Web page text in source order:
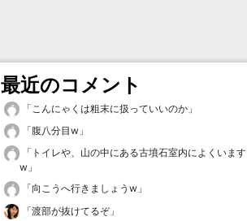
最近のコメント
「こんにゃくは粗末に扱っていいのか 」
「腹八分目w 」
「 トイレや、山の中にある古墳石室内によくいます
w 」
「向こうへ行きましょうw 」
「渡部が抜けてるぞ」